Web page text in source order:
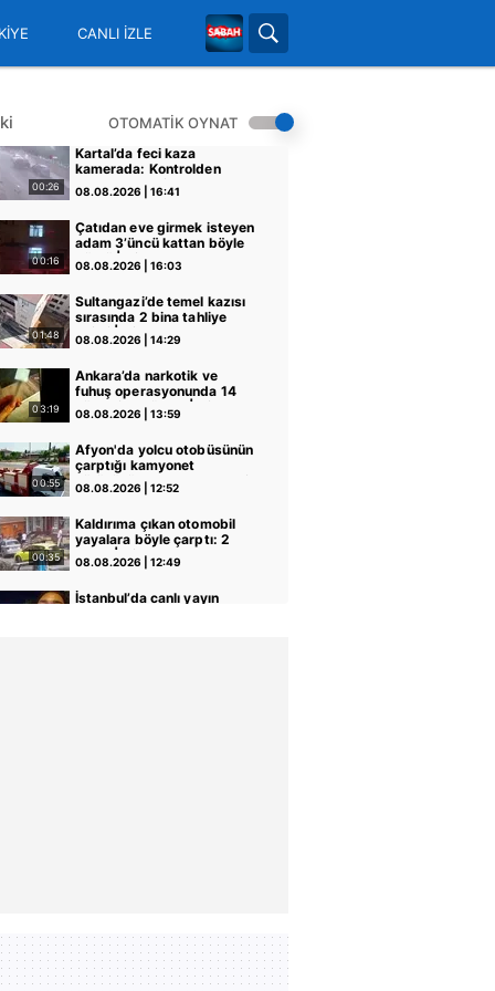
CANLI İZLE
OTOMATİK OYNAT
00:26
Kartal’da feci kaza
kamerada: Kontrolden
çıkan otomobil araçlara
çarpıp böyle takla attı |
08.08.2026 | 16:41
00:16
Çatıdan eve girmek isteyen
adam 3’üncü kattan böyle
düştü | Video
08.08.2026 | 16:03
01:48
Sultangazi’de temel kazısı
sırasında 2 bina tahliye
edildi | Video
08.08.2026 | 14:29
03:19
Ankara’da narkotik ve
fuhuş operasyonunda 14
şüpheliye gözaltı | Video
08.08.2026 | 13:59
00:55
Afyon'da yolcu otobüsünün
çarptığı kamyonet
sürücüsü hayatını kaybetti:
1 ölü, 15 yaralı! | Video
08.08.2026 | 12:52
00:35
Kaldırıma çıkan otomobil
yayalara böyle çarptı: 2
yaralı | Video
08.08.2026 | 12:49
İstanbul’da canlı yayın
Freni boşalan TIR karşı
yöne geçerek 4 araca